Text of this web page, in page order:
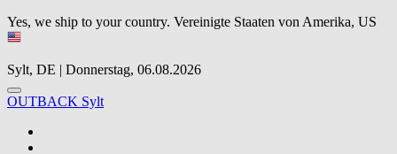
Yes, we ship to your country. Vereinigte Staaten von Amerika, US
Sylt, DE | Donnerstag, 06.08.2026
OUTBACK Sylt